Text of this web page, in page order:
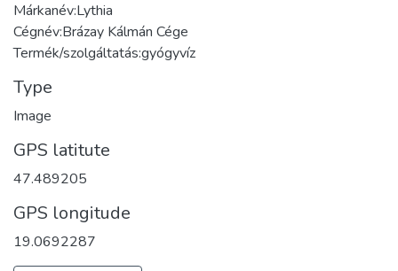
Márkanév:Lythia
Cégnév:Brázay Kálmán Cége
Termék/szolgáltatás:gyógyvíz
Type
Image
GPS latitute
47.489205
GPS longitude
19.0692287